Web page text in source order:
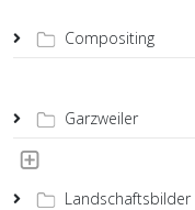
Compositing
Garzweiler
Landschaftsbilder